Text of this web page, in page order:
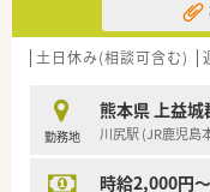
・将来的に独立を
・転居や留学の予
・旅行や趣味の時
・高時給で効率的
◆派遣の魅力
・薬剤師賠償保
土日休み(相談可含む)
勤務地
熊本県 上益城
川尻駅 (JR鹿児島
時給2,000円